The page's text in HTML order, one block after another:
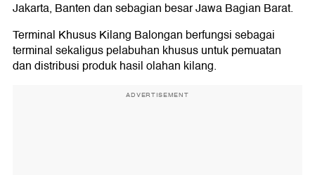
Jakarta, Banten dan sebagian besar Jawa Bagian Barat.
Terminal Khusus Kilang Balongan berfungsi sebagai
terminal sekaligus pelabuhan khusus untuk pemuatan
dan distribusi produk hasil olahan kilang.
ADVERTISEMENT